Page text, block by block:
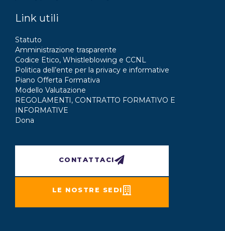
Link utili
Statuto
Amministrazione trasparente
Codice Etico, Whistleblowing e CCNL
Politica dell’ente per la privacy e informative
Piano Offerta Formativa
Modello Valutazione
REGOLAMENTI, CONTRATTO FORMATIVO E
INFORMATIVE
Dona
CONTATTACI
LE NOSTRE SEDI